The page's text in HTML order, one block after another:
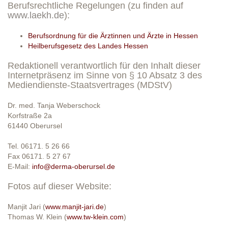
Berufsrechtliche Regelungen (zu finden auf
www.laekh.de):
Berufsordnung für die Ärztinnen und Ärzte in Hessen
Heilberufsgesetz des Landes Hessen
Redaktionell verantwortlich für den Inhalt dieser
Internetpräsenz im Sinne von § 10 Absatz 3 des
Mediendienste-Staatsvertrages (MDStV)
Dr. med. Tanja Weberschock
Korfstraße 2a
61440 Oberursel
Tel. 06171. 5 26 66
Fax 06171. 5 27 67
E-Mail: info@derma-oberursel.de
Fotos auf dieser Website:
Manjit Jari (www.manjit-jari.de)
Thomas W. Klein (www.tw-klein.com)